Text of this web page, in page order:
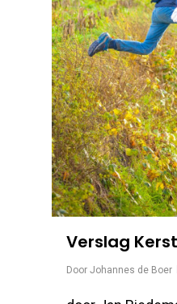
Verslag
Door Johannes de Boer